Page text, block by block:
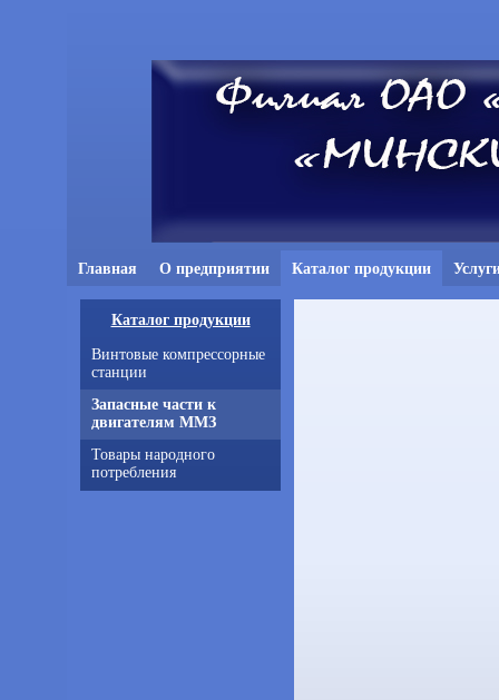
Главная О предприятии Каталог продукции
Каталог продукции
Винтовые компрессорные
станции
Запасные части к
двигателям ММЗ
Товары народного
потребления